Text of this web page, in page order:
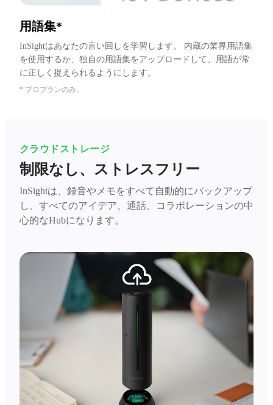
用語集*
InSightはあなたの言い回しを学習します。 内蔵の業界用語集
を使用するか、独自の用語集をアップロードして、用語が常
に正しく捉えられるようにします。
* プロプランのみ。
クラウドストレージ
制限なし、ストレスフリー
InSightは、録音やメモをすべて自動的にバックアップ
し、すべてのアイデア、通話、コラボレーションの中
心的なHubになります。